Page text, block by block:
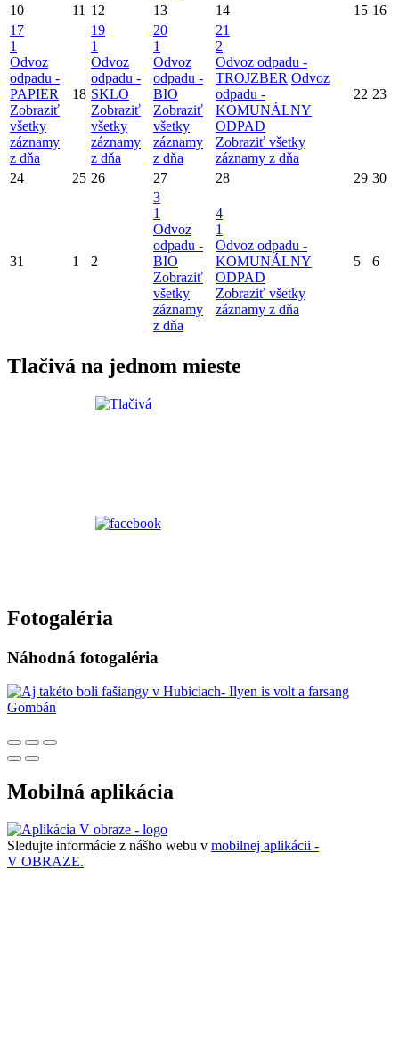
10 11 12 13 14 15 16
17
1
Odvoz
odpadu -
PAPIER
Zobraziť
všetky
záznamy
z dňa
18
19
1
Odvoz
odpadu -
SKLO
Zobraziť
všetky
záznamy
z dňa
20
1
Odvoz
odpadu -
BIO
Zobraziť
všetky
záznamy
z dňa
21
2
Odvoz odpadu -
TROJZBER Odvoz
odpadu -
KOMUNÁLNY
ODPAD
Zobraziť všetky
záznamy z dňa
22 23
24 25 26 27 28 29 30
31 1 2
3
1
Odvoz
odpadu -
BIO
Zobraziť
všetky
záznamy
z dňa
4
1
Odvoz odpadu -
KOMUNÁLNY
ODPAD
Zobraziť všetky
záznamy z dňa
5 6
Tlačivá na jednom mieste
Fotogaléria
Náhodná fotogaléria
Mobilná aplikácia
Sledujte informácie z nášho webu v mobilnej aplikácii -
V OBRAZE.